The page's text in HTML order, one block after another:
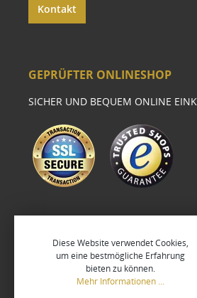
Kontakt
GEPRÜFTER ONLINESHOP
SICHER UND BEQUEM ONLINE
Diese Website verwendet Cookies,
um eine bestmögliche Erfahrung
bieten zu können.
Mehr Informationen ...